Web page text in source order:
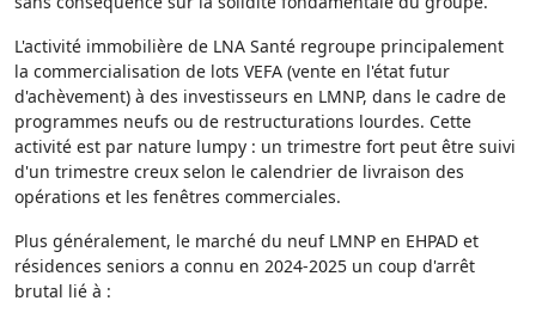
L'activité immobilière de LNA Santé regroupe principalement
la commercialisation de lots VEFA (vente en l'état futur
d'achèvement) à des investisseurs en LMNP, dans le cadre de
programmes neufs ou de restructurations lourdes. Cette
activité est par nature lumpy : un trimestre fort peut être suivi
d'un trimestre creux selon le calendrier de livraison des
opérations et les fenêtres commerciales.
Plus généralement, le marché du neuf LMNP en EHPAD et
résidences seniors a connu en 2024-2025 un coup d'arrêt
brutal lié à :